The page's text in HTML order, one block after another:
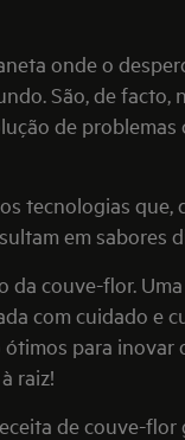
onde o
São, de facto,
de
tecnologias
em sabores
da couve-flor.
com cuidado e
ótimos para
raiz!
de couve-